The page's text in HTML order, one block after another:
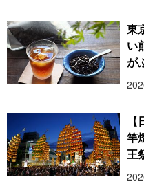
東
い
が
竿
王
り